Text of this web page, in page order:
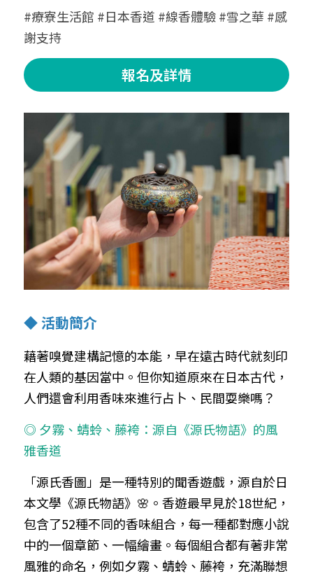
#療寮生活館 #日本香道 #線香體驗 #雪之華 #感
謝支持
報名及詳情
◆ 活動簡介
藉著嗅覺建構記憶的本能，早在遠古時代就刻印
在人類的基因當中。但你知道原來在日本古代，
人們還會利用香味來進行占卜、民間耍樂嗎？
◎ 夕霧、蜻蛉、藤袴：源自《源氏物語》的風
雅香道
「源氏香圖」是一種特別的聞香遊戲，源自於日
本文學《源氏物語》🌸。香遊最早見於18世紀，
包含了52種不同的香味組合，每一種都對應小說
中的一個章節、一幅繪畫。每個組合都有著非常
風雅的命名，例如夕霧、蜻蛉、藤袴，充滿聯想